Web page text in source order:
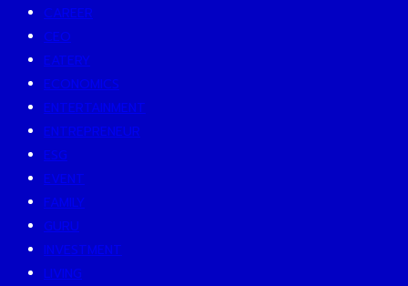
CAREER
CEO
EATERY
ECONOMICS
ENTERTAINMENT
ENTREPRENEUR
ESG
EVENT
FAMILY
GURU
INVESTMENT
LIVING